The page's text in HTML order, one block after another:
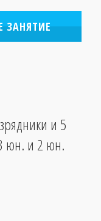
ЗАНЯТИЕ
и 5
юн. и 2 юн.